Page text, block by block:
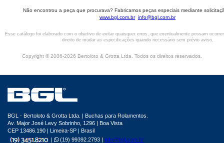
Não encontrou a peça que procurava? Fabricamos peças especiais mediante
www.bgl.com.br info@bgl.com.br
Esse catálogo foi elaborado com o objetivo de evitar quaisquer erros, que eventualmente possam
direito de mudar as especificações quando necessário sem prévio aviso.
Copyright © 2006-2026 Bertoloto & Grotta Ltda. Todos os direitos reservados.
BGL - Bertoloto & Grotta Ltda. | Buchas para Rolamentos.
Av. Major José Levy Sobrinho, 1296 | Boa Vista
CEP 13486.190 | Limeira-SP | Brasil
|
(19) 99392.2793 | info@bgl.com.br